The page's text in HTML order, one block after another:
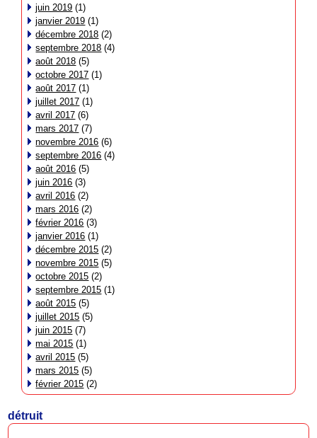
juin 2019 (1)
janvier 2019 (1)
décembre 2018 (2)
septembre 2018 (4)
août 2018 (5)
octobre 2017 (1)
août 2017 (1)
juillet 2017 (1)
avril 2017 (6)
mars 2017 (7)
novembre 2016 (6)
septembre 2016 (4)
août 2016 (5)
juin 2016 (3)
avril 2016 (2)
mars 2016 (2)
février 2016 (3)
janvier 2016 (1)
décembre 2015 (2)
novembre 2015 (5)
octobre 2015 (2)
septembre 2015 (1)
août 2015 (5)
juillet 2015 (5)
juin 2015 (7)
mai 2015 (1)
avril 2015 (5)
mars 2015 (5)
février 2015 (2)
détruit